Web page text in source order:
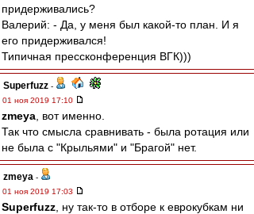
придерживались?
Валерий: - Да, у меня был какой-то план. И я
его придерживался!
Типичная прессконференция ВГК)))
Superfuzz -
01 ноя 2019 17:10
zmeya , вот именно.
Так что смысла сравнивать - была ротация или
не была с "Крыльями" и "Брагой" нет.
zmeya -
01 ноя 2019 17:03
Superfuzz , ну так-то в отборе к еврокубкам ни